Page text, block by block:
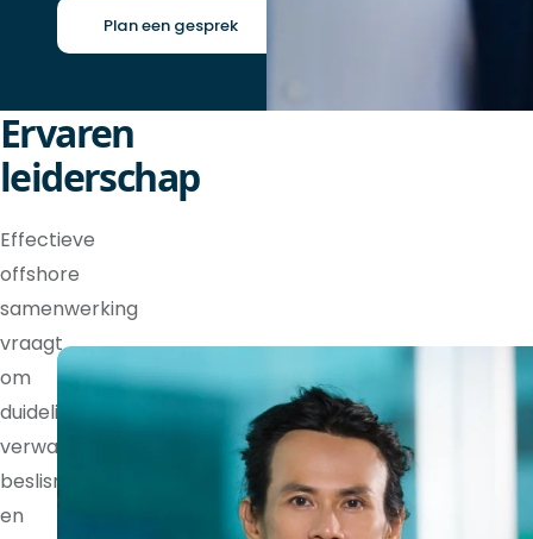
Plan een gesprek
Ervaren
leiderschap
Effectieve
offshore
samenwerking
vraagt
om
duidelijke
verwachtingen,
beslisrechten
en